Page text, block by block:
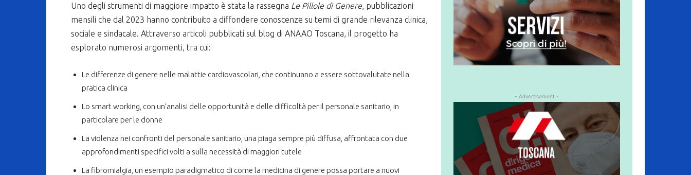
Uno degli strumenti di maggiore impatto è stata la rassegna Le Pillole di Genere, pubblicazioni
mensili che dal 2023 hanno contribuito a diffondere conoscenze su temi di grande rilevanza clinica,
sociale e sindacale. Attraverso articoli pubblicati sul blog di ANAAO Toscana, il progetto ha
esplorato numerosi argomenti, tra cui:
Le differenze di genere nelle malattie cardiovascolari, che continuano a essere sottovalutate nella
pratica clinica
Lo smart working, con un’analisi delle opportunità e delle difficoltà per il personale sanitario, in
particolare per le donne
La violenza nei confronti del personale sanitario, una piaga sempre più diffusa, affrontata con due
approfondimenti specifici volti a sulla necessità di maggiori tutele
La fibromialgia, un esempio paradigmatico di come la medicina di genere possa portare a nuovi
- Advertisement -